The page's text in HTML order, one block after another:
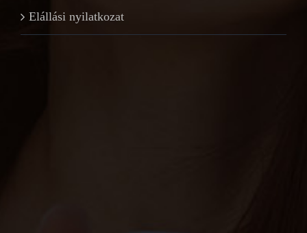
Elállási nyilatkozat